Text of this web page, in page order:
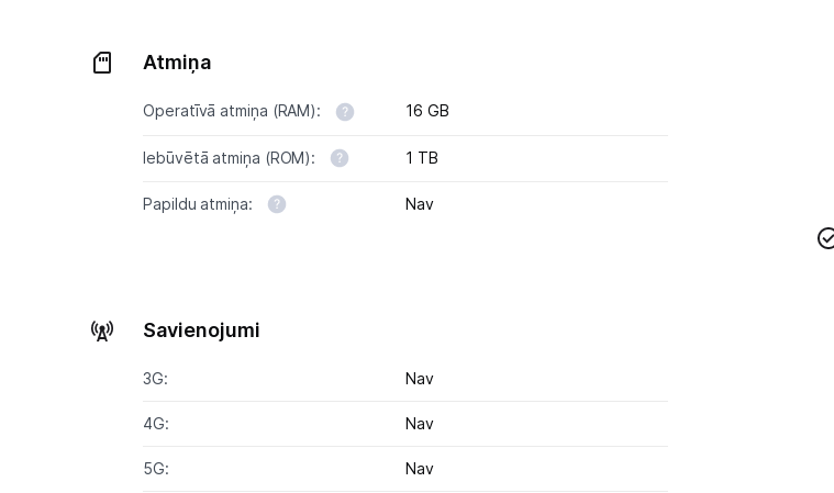
Atmiņa
Operatīvā atmiņa (RAM): 16 GB
Iebūvētā atmiņa (ROM): 1 TB
Papildu atmiņa: Nav
Savienojumi
3G: Nav
4G: Nav
5G: Nav